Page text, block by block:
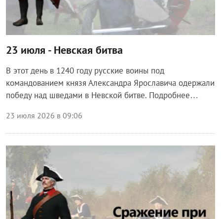
23 июля - Невская битва
В этот день в 1240 году русские воины под
командованием князя Александра Ярославича одержали
победу над шведами в Невской битве. Подробнее…
23 июля 2026 в 09:06
Общество